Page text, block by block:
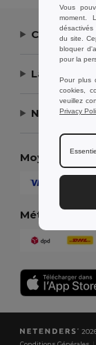
Contactez-
Laissez-
Notre
Moyens de
Méthodes
Vous
moment.
du site.
bloquer
pour la
Pour plus
cookies,
veuillez
Privacy